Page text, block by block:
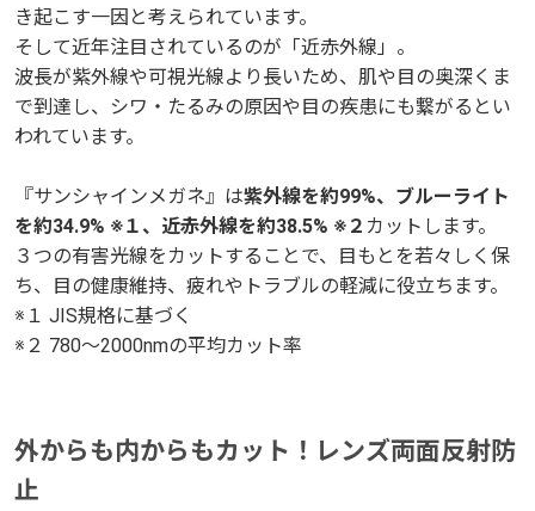
き起こす一因と考えられています。
そして近年注目されているのが「近赤外線」。
波長が紫外線や可視光線より長いため、肌や目の奥深くま
で到達し、シワ・たるみの原因や目の疾患にも繋がるとい
われています。
『サンシャインメガネ』は紫外線を約99%、ブルーライト
を約34.9% ※１、近赤外線を約38.5% ※２ カットします。
３つの有害光線をカットすることで、目もとを若々しく保
ち、目の健康維持、疲れやトラブルの軽減に役立ちます。
※１ JIS規格に基づく
※２ 780～2000nmの平均カット率
外からも内からもカット！レンズ両面反射防
止
き起こす一因と考えられています。
そして近年注目されているのが「近赤外線」。
波長が紫外線や可視光線より長いため、肌や目の奥深くま
で到達し、シワ・たるみの原因や目の疾患にも繋がるとい
われています。
『サンシャインメガネ』は紫外線を約99%、ブルーライト
を約34.9% ※１、近赤外線を約38.5% ※２ カットします。
３つの有害光線をカットすることで、目もとを若々しく保
ち、目の健康維持、疲れやトラブルの軽減に役立ちます。
※１ JIS規格に基づく
※２ 780～2000nmの平均カット率
外からも内からもカット！レンズ両面反射防
止